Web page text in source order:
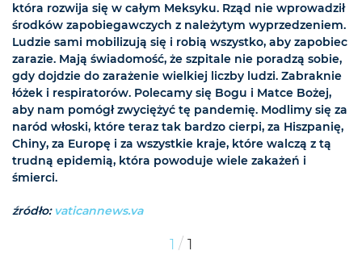
która rozwija się w całym Meksyku. Rząd nie wprowadził
środków zapobiegawczych z należytym wyprzedzeniem.
Ludzie sami mobilizują się i robią wszystko, aby zapobiec
zarazie. Mają świadomość, że szpitale nie poradzą sobie,
gdy dojdzie do zarażenie wielkiej liczby ludzi. Zabraknie
łóżek i respiratorów. Polecamy się Bogu i Matce Bożej,
aby nam pomógł zwyciężyć tę pandemię. Modlimy się za
naród włoski, które teraz tak bardzo cierpi, za Hiszpanię,
Chiny, za Europę i za wszystkie kraje, które walczą z tą
trudną epidemią, która powoduje wiele zakażeń i
śmierci.
źródło: vaticannews.va
1 / 1